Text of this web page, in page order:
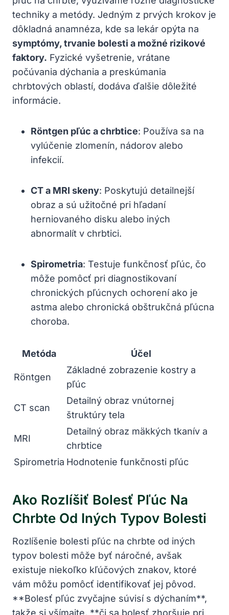
techniky a metódy. Jedným z prvých krokov je
dôkladná anamnéza, kde sa lekár opýta na
symptómy, trvanie bolesti a možné rizikové
faktory. Fyzické vyšetrenie, vrátane
počúvania dýchania a preskúmania
chrbtových oblastí, dodáva ďalšie dôležité
informácie.
Röntgen pľúc a chrbtice: Používa sa na
vylúčenie zlomenín, nádorov alebo
infekcií.
CT a MRI skeny: Poskytujú detailnejší
obraz a sú užitočné pri hľadaní
herniovaného disku alebo iných
abnormalít v chrbtici.
Spirometria: Testuje funkčnosť pľúc, čo
môže pomôcť pri diagnostikovaní
chronických pľúcnych ochorení ako je
astma alebo chronická obštrukčná pľúcna
choroba.
Metóda Účel
Röntgen
Základné zobrazenie kostry a
pľúc
CT scan
Detailný obraz vnútornej
štruktúry tela
MRI
Detailný obraz mäkkých tkanív a
chrbtice
Spirometria Hodnotenie funkčnosti pľúc
Ako Rozlíšiť Bolesť Pľúc Na
Chrbte Od Iných Typov Bolesti
Rozlíšenie bolesti pľúc na chrbte od iných
typov bolesti môže byť náročné, avšak
existuje niekoľko kľúčových znakov, ktoré
vám môžu pomôcť identifikovať jej pôvod.
**Bolesť pľúc zvyčajne súvisí s dýchaním**,
takže si všímajte, **či sa bolesť zhoršuje pri